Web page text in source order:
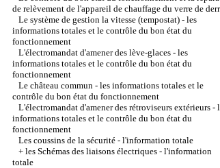
de relèvement de l'appareil de chauffage du verre de
Le système de gestion la vitesse (tempostat) - les
informations totales et le contrôle du bon état du
fonctionnement
L'électromandat d'amener des lève-glaces - les
informations totales et le contrôle du bon état du
fonctionnement
Le château commun - les informations totales et le
contrôle du bon état du fonctionnement
L'électromandat d'amener des rétroviseurs extérieurs -
informations totales et le contrôle du bon état du
fonctionnement
Les coussins de la sécurité - l'information totale
+ les Schémas des liaisons électriques - l'information
totale